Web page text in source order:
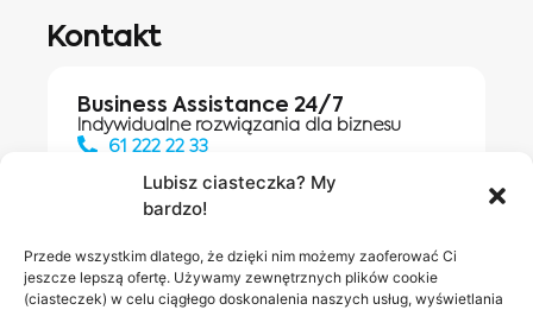
Lubisz ciasteczka? My
bardzo!
Przede wszystkim dlatego, że dzięki nim możemy zaoferować Ci
jeszcze lepszą ofertę. Używamy zewnętrznych plików cookie
(ciasteczek) w celu ciągłego doskonalenia naszych usług, wyświetlania
Kontakt
Business Assistance 24/7
Indywidualne rozwiązania dla biznesu
61 222 22 33